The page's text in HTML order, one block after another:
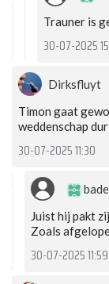
Trauner is
30-07-2025
Dirksfluyt
Timon gaat
weddenschap
30-07-2025 11:30
Juist hij pakt
Zoals
30-07-2025 11:59